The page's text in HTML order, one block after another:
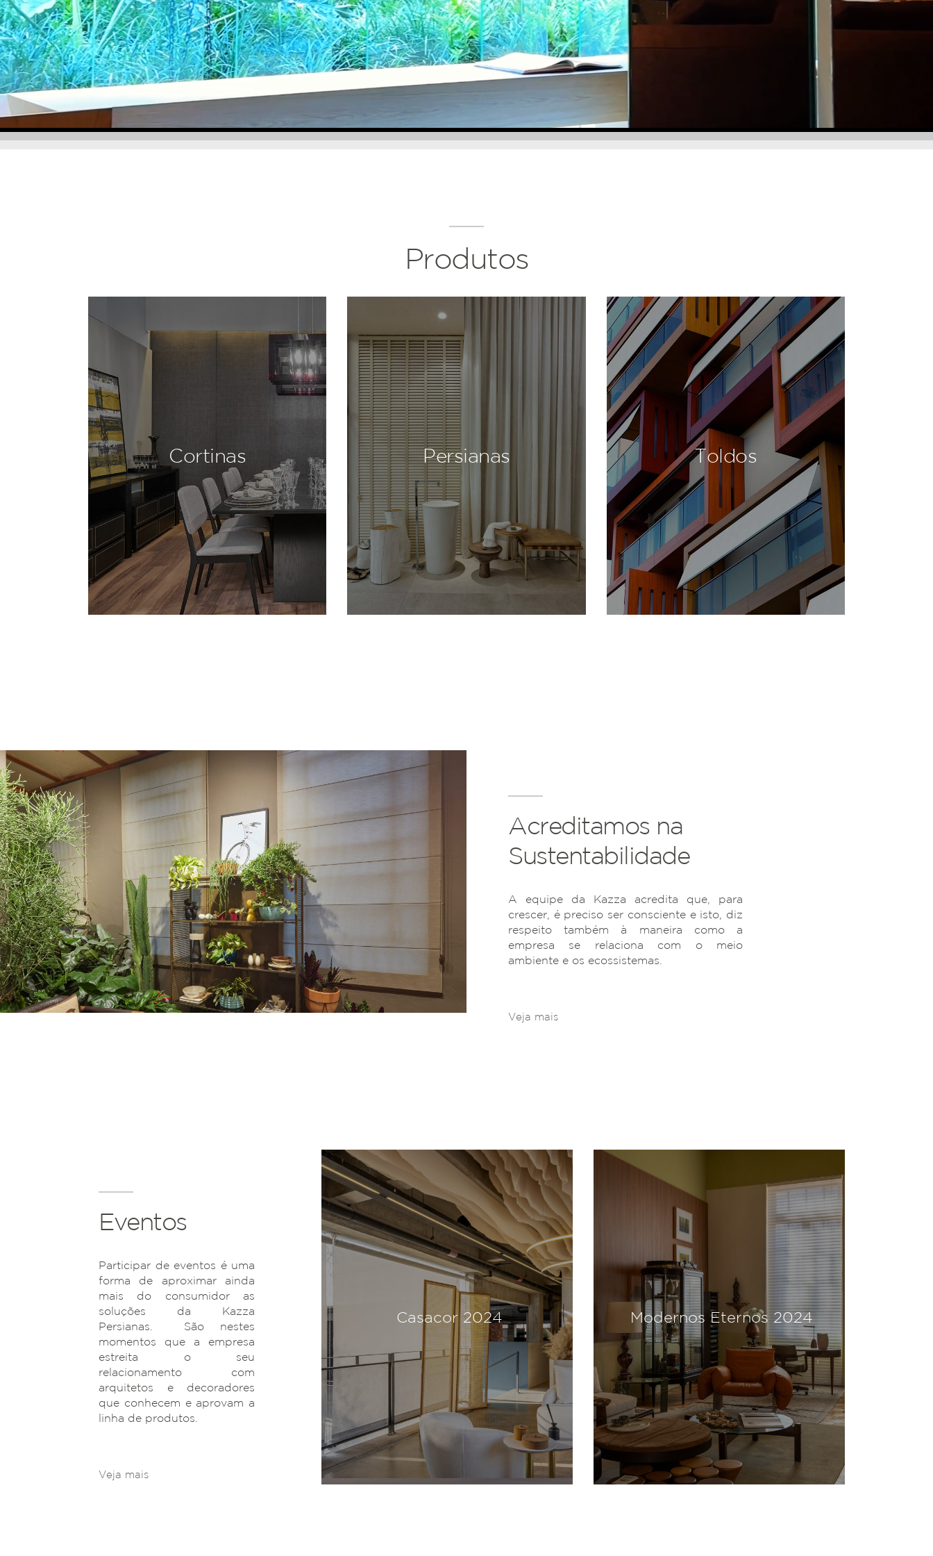
Produtos
Cortinas Persianas Toldos
Acreditamos na
Sustentabilidade
A equipe da Kazza acredita que, para
crescer, é preciso ser consciente e isto, diz
respeito também à maneira como a
empresa se relaciona com o meio
ambiente e os ecossistemas.
Veja mais
Eventos
Participar de eventos é uma
forma de aproximar ainda
mais do consumidor as
soluções da Kazza
Persianas. São nestes
momentos que a empresa
estreita o seu
relacionamento com
arquitetos e decoradores
que conhecem e aprovam a
linha de produtos.
Veja mais
Casacor 2024 Modernos Eternos 2024